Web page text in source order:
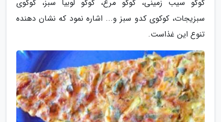
کوکو سیب زمینی، کوکو مرغ، کوکو لوبیا سبز، کوکوی
سبزیجات، کوکوی کدو سبز و... اشاره نمود که نشان دهنده
تنوع این غذاست.